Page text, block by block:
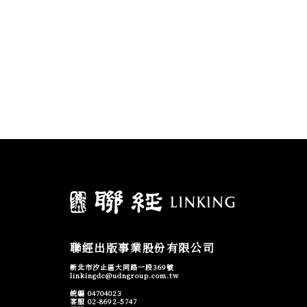
聯經出版事業股份有限公司
新北市汐止區大同路一段369號
linkingdc@udngroup.com.tw
統編 04704023
客服 02-8692-5747